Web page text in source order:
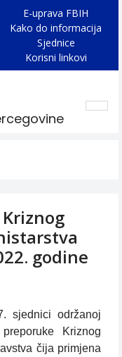
E-uprava FBIH
Kako do informacija
Sjednice
Korisni linkovi
godine
sjednici održanoj
Kriznog
čija primjena